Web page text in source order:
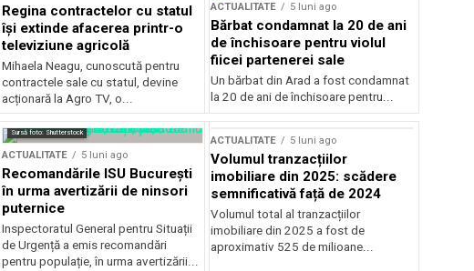
Regina contractelor cu statul
își extinde afacerea printr-o
televiziune agricolă
Mihaela Neagu, cunoscută pentru
contractele sale cu statul, devine
acționară la Agro TV, o...
ACTUALITATE 5 luni ago
Bărbat condamnat la 20 de ani
de închisoare pentru violul
fiicei partenerei sale
Un bărbat din Arad a fost condamnat
la 20 de ani de închisoare pentru...
Sursă foto: Shutterstock
ACTUALITATE 5 luni ago
Recomandările ISU București
în urma avertizării de ninsori
puternice
Inspectoratul General pentru Situații
de Urgență a emis recomandări
pentru populație, în urma avertizării...
ACTUALITATE 5 luni ago
Volumul tranzacțiilor
imobiliare din 2025: scădere
semnificativă față de 2024
Volumul total al tranzacțiilor
imobiliare din 2025 a fost de
aproximativ 525 de milioane...